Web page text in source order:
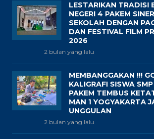
LESTARIKAN TRADISI
NEGERI 4 PAKEM
SEKOLAH DENGAN
DAN FESTIVAL FILM
2026
2 bulan yang lalu
MEMBANGGAKAN !!!
KALIGRAFI SISWA
PAKEM TEMBUS
MAN 1 YOGYAKARTA
UNGGULAN
2 bulan yang lalu